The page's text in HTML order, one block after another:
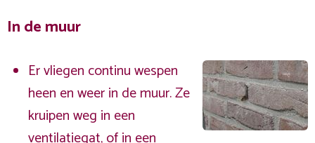
In de muur
Er vliegen continu wespen
heen en weer in de muur. Ze
kruipen weg in een